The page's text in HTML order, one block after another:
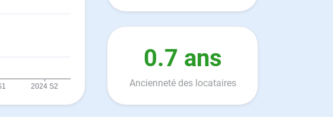
0.7 ans
Ancienneté des locataires